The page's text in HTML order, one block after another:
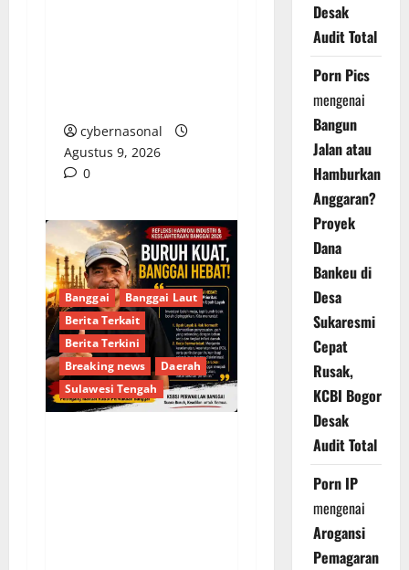
cybernasonal
Agustus 9, 2026
0
Banggai
Banggai Laut
Berita Terkait
Berita Terkini
Breaking news
Daerah
Sulawesi Tengah
Desak
Audit Total
Porn Pics
mengenai
Bangun
Jalan atau
Hamburkan
Anggaran?
Proyek
Dana
Bankeu di
Desa
Sukaresmi
Cepat
Rusak,
KCBI Bogor
Desak
Audit Total
Porn IP
mengenai
Arogansi
Pemagaran